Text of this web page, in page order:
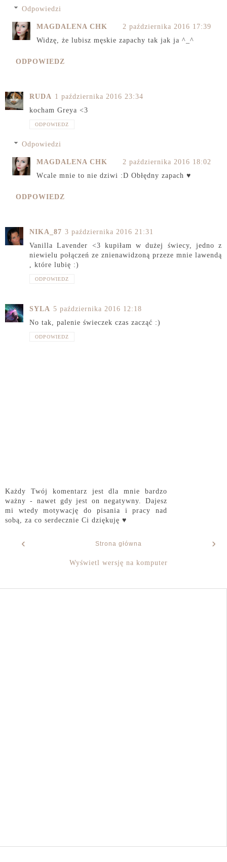
Odpowiedzi
MAGDALENA CHK
2 października 2016 17:39
Widzę, że lubisz męskie zapachy tak jak ja ^_^
ODPOWIEDZ
RUDA 1 października 2016 23:34
kocham Greya <3
ODPOWIEDZ
Odpowiedzi
MAGDALENA CHK
2 października 2016 18:02
Wcale mnie to nie dziwi :D Obłędny zapach ♥
ODPOWIEDZ
NIKA_87 3 października 2016 21:31
Vanilla Lavender <3 kupiłam w dużej świecy, jedno z
niewielu połączeń ze znienawidzoną przeze mnie lawendą
, które lubię :)
ODPOWIEDZ
SYLA 5 października 2016 12:18
No tak, palenie świeczek czas zacząć :)
ODPOWIEDZ
Każdy Twój komentarz jest dla mnie bardzo
ważny - nawet gdy jest on negatywny. Dajesz
mi wtedy motywację do pisania i pracy nad
sobą, za co serdecznie Ci dziękuję ♥
‹ ›
Strona główna
Wyświetl wersję na komputer